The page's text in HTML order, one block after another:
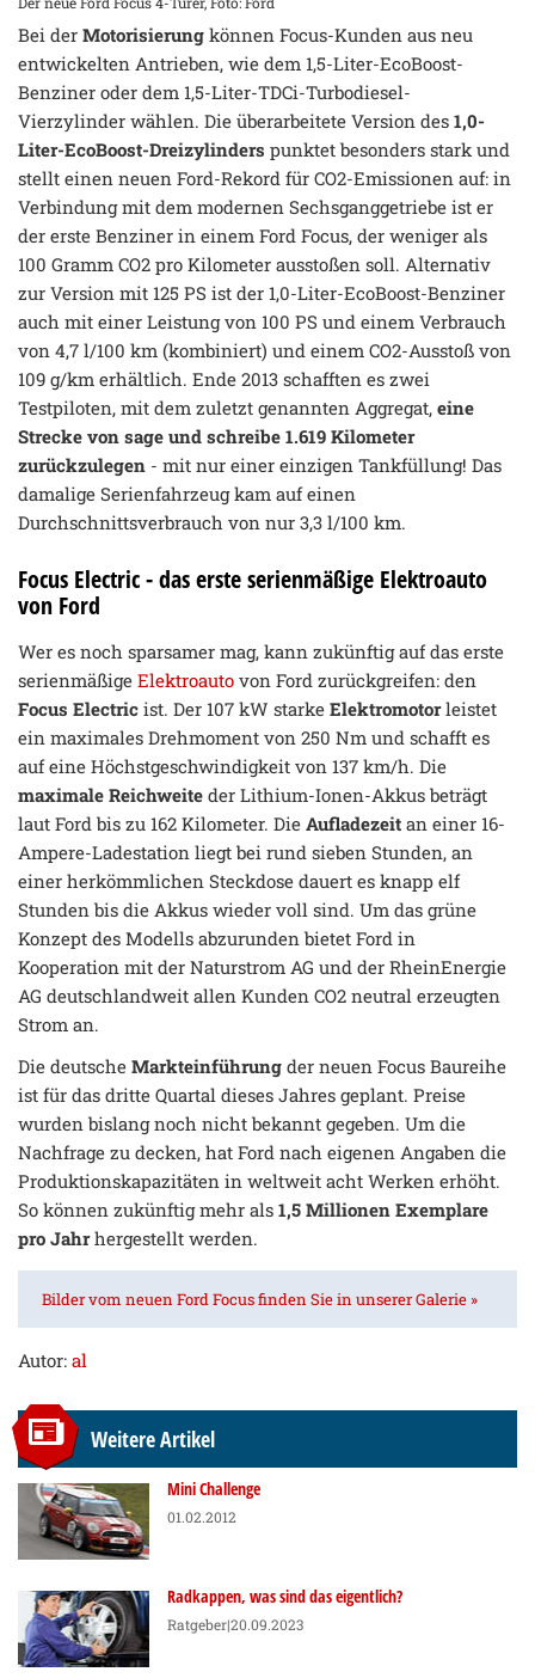
Bei der Motorisierung können Focus-Kunden aus neu
entwickelten Antrieben, wie dem 1,5-Liter-EcoBoost-
Benziner oder dem 1,5-Liter-TDCi-Turbodiesel-
Vierzylinder wählen. Die überarbeitete Version des 1,0-
Liter-EcoBoost-Dreizylinders punktet besonders stark und
stellt einen neuen Ford-Rekord für CO2-Emissionen auf: in
Verbindung mit dem modernen Sechsganggetriebe ist er
der erste Benziner in einem Ford Focus, der weniger als
100 Gramm CO2 pro Kilometer ausstoßen soll. Alternativ
zur Version mit 125 PS ist der 1,0-Liter-EcoBoost-Benziner
auch mit einer Leistung von 100 PS und einem Verbrauch
von 4,7 l/100 km (kombiniert) und einem CO2-Ausstoß von
109 g/km erhältlich. Ende 2013 schafften es zwei
Testpiloten, mit dem zuletzt genannten Aggregat, eine
Strecke von sage und schreibe 1.619 Kilometer
zurückzulegen - mit nur einer einzigen Tankfüllung! Das
damalige Serienfahrzeug kam auf einen
Durchschnittsverbrauch von nur 3,3 l/100 km.
Focus Electric - das erste serienmäßige Elektroauto
von Ford
Wer es noch sparsamer mag, kann zukünftig auf das erste
serienmäßige Elektroauto von Ford zurückgreifen: den
Focus Electric ist. Der 107 kW starke Elektromotorleistet
ein maximales Drehmoment von 250 Nm und schafft es
auf eine Höchstgeschwindigkeit von 137 km/h. Die
maximale Reichweite der Lithium-Ionen-Akkus beträgt
laut Ford bis zu 162 Kilometer. Die Aufladezeit an einer 16-
Ampere-Ladestation liegt bei rund sieben Stunden, an
einer herkömmlichen Steckdose dauert es knapp elf
Stunden bis die Akkus wieder voll sind. Um das grüne
Konzept des Modells abzurunden bietet Ford in
Kooperation mit der Naturstrom AG und der RheinEnergie
AG deutschlandweit allen Kunden CO2 neutral erzeugten
Strom an.
Die deutsche Markteinführung der neuen Focus Baureihe
ist für das dritte Quartal dieses Jahres geplant. Preise
wurden bislang noch nicht bekannt gegeben. Um die
Nachfrage zu decken, hat Ford nach eigenen Angaben die
Produktionskapazitäten in weltweit acht Werken erhöht.
So können zukünftig mehr als 1,5 Millionen Exemplare
pro Jahrhergestellt werden.
Bilder vom neuen Ford Focus finden Sie in unserer Galerie »
Autor: al
Weitere Artikel
Mini Challenge
01.02.2012
Radkappen, was sind das eigentlich?
Ratgeber|20.09.2023